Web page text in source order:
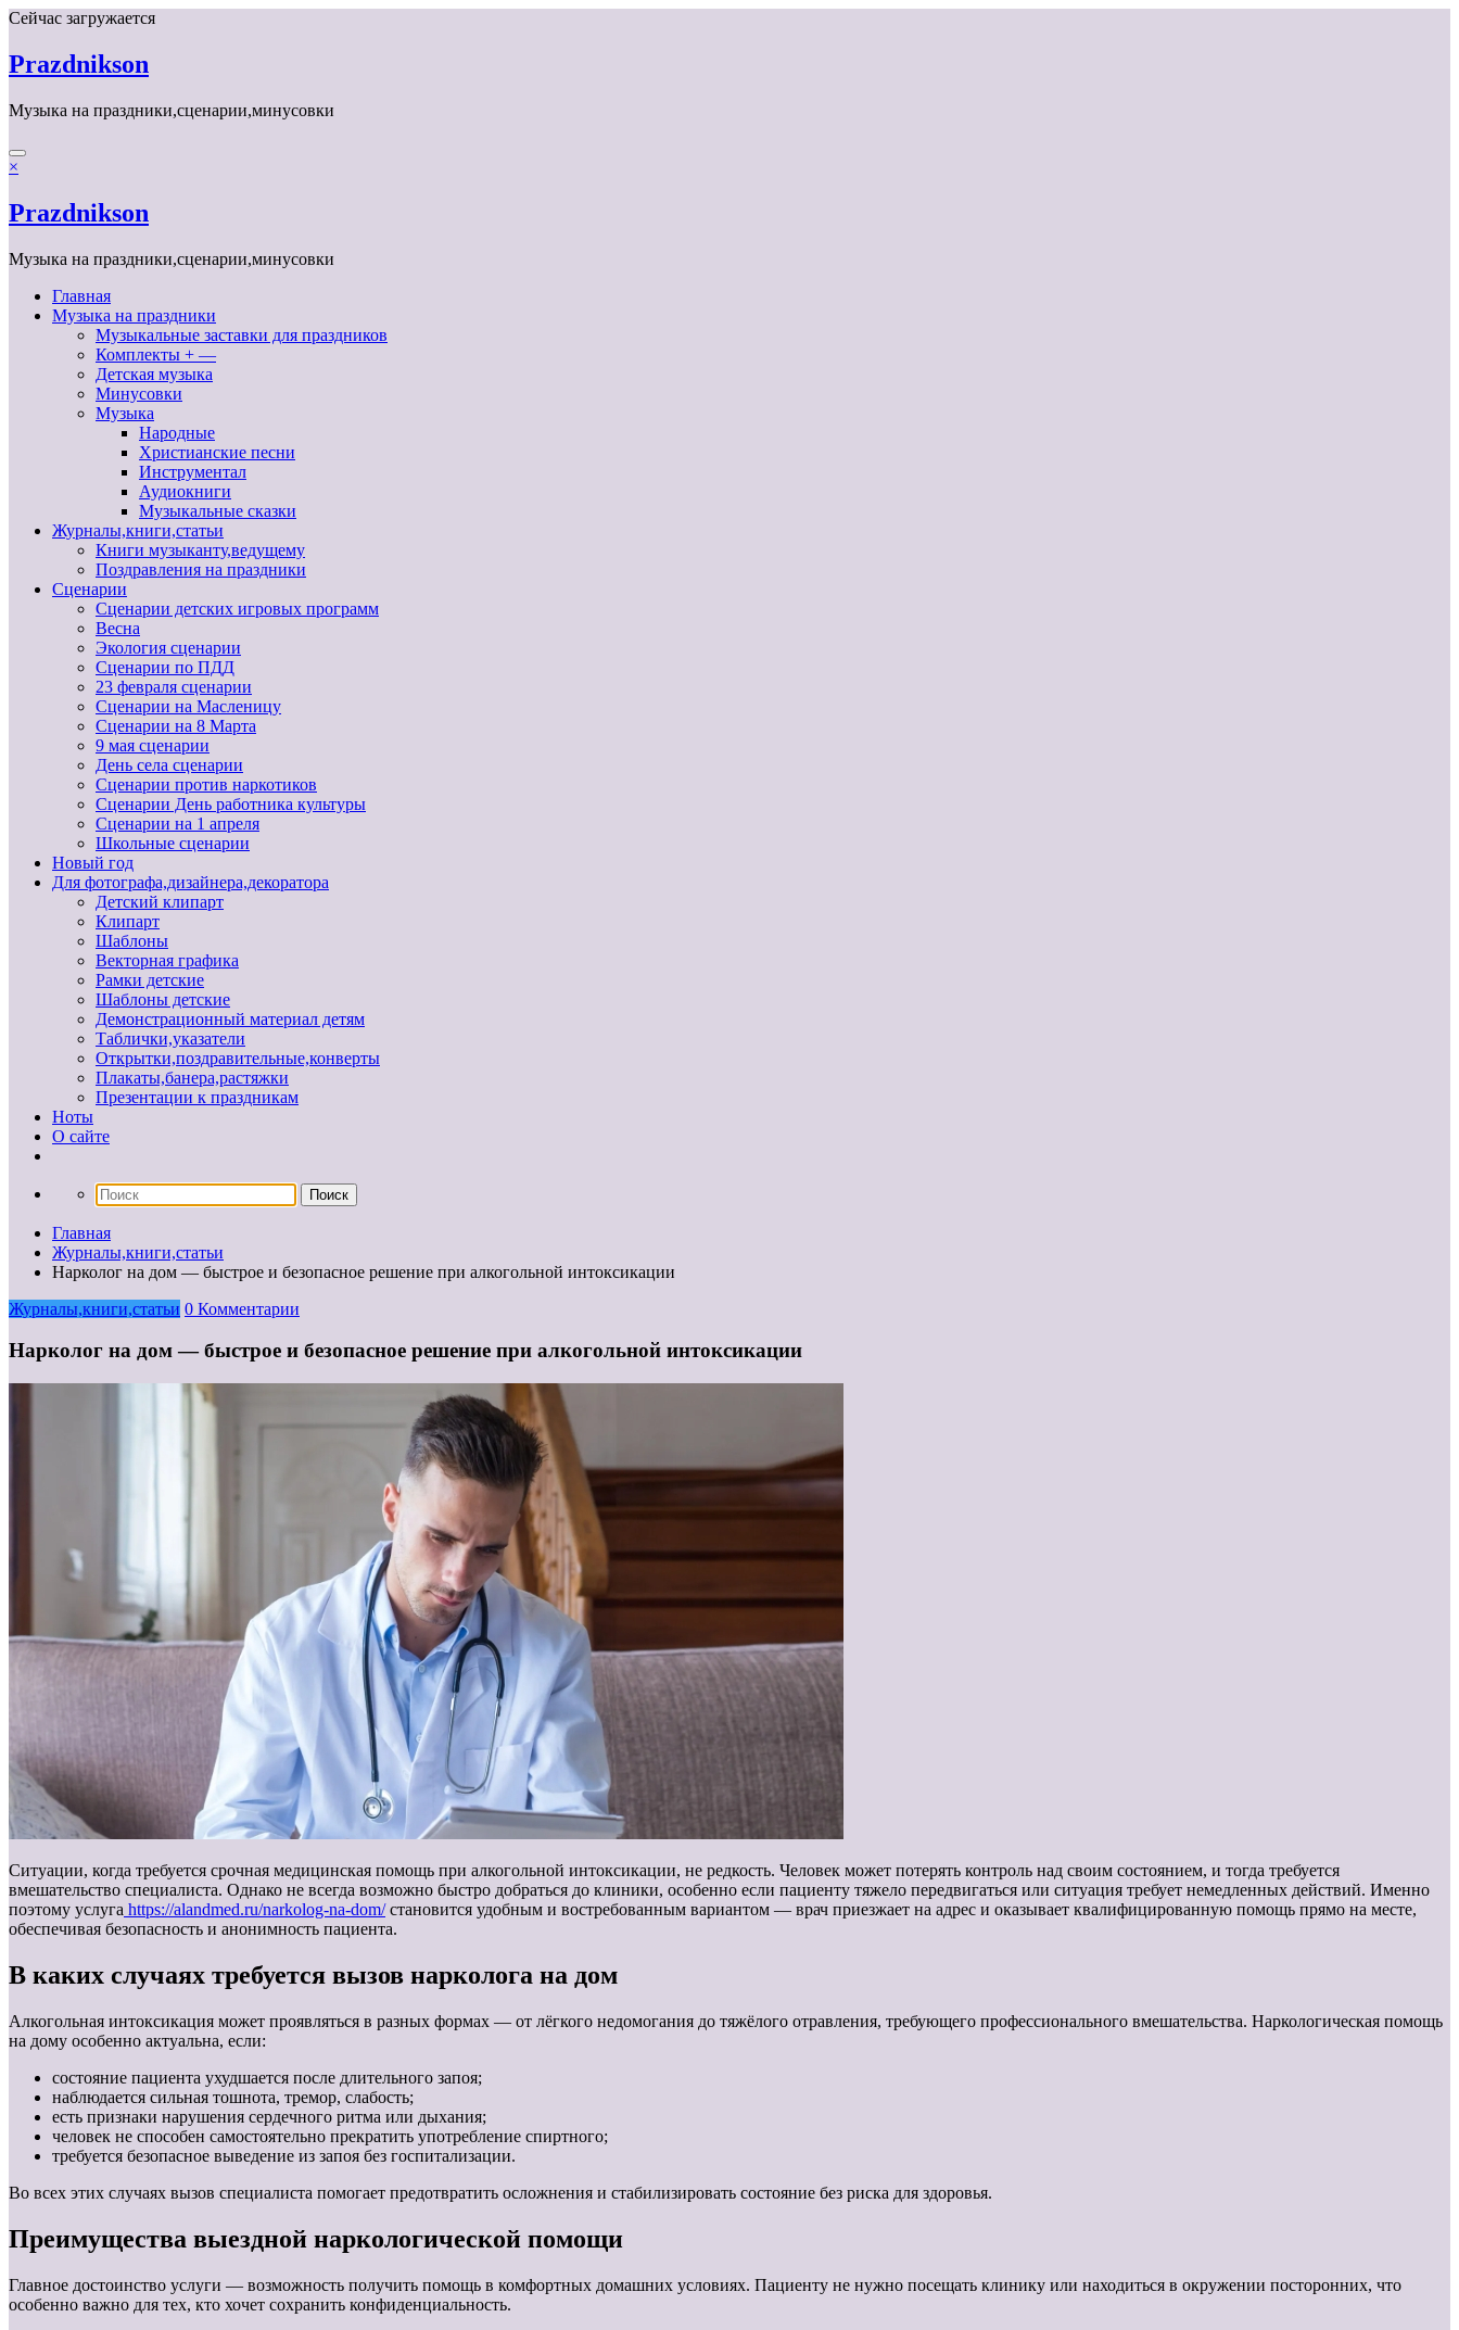
Перейти
содержимому
Сейчас загружается
Prazdnikson
Музыка на праздники,сценарии,минусовки
×
Prazdnikson
Музыка на праздники,сценарии,минусовки
Главная
Музыка на праздники
Музыкальные заставки для праздников
Комплекты + —
Детская музыка
Минусовки
Музыка
Народные
Христианские песни
Инструментал
Аудиокниги
Музыкальные сказки
Журналы,книги,статьи
Книги музыканту,ведущему
Поздравления на праздники
Сценарии
Сценарии детских игровых программ
Весна
Экология сценарии
Сценарии по ПДД
23 февраля сценарии
Сценарии на Масленицу
Сценарии на 8 Марта
9 мая сценарии
День села сценарии
Сценарии против наркотиков
Сценарии День работника культуры
Сценарии на 1 апреля
Школьные сценарии
Новый год
Для фотографа,дизайнера,декоратора
Детский клипарт
Клипарт
Шаблоны
Векторная графика
Рамки детские
Шаблоны детские
Демонстрационный материал детям
Таблички,указатели
Открытки,поздравительные,конверты
Плакаты,банера,растяжки
Презентации к праздникам
Ноты
О сайте
Главная
Журналы,книги,статьи
Нарколог на дом — быстрое и безопасное решение при алкогольной интоксикации
Журналы,книги,статьи 0 Комментарии
Нарколог на дом — быстрое и безопасное решение при алкогольной интоксикации
Ситуации, когда требуется срочная медицинская помощь при алкогольной интоксикации, не редкость. Человек может потерять контроль над своим состоянием, и тогда требуется
вмешательство специалиста. Однако не всегда возможно быстро добраться до клиники, особенно если пациенту тяжело передвигаться или ситуация требует немедленных действий. Именно
поэтому услуга https://alandmed.ru/narkolog-na-dom/становится удобным и востребованным вариантом — врач приезжает на адрес и оказывает квалифицированную помощь прямо на месте,
обеспечивая безопасность и анонимность пациента.
В каких случаях требуется вызов нарколога на дом
Алкогольная интоксикация может проявляться в разных формах — от лёгкого недомогания до тяжёлого отравления, требующего профессионального вмешательства. Наркологическая помощь
на дому особенно актуальна, если:
состояние пациента ухудшается после длительного запоя;
наблюдается сильная тошнота, тремор, слабость;
есть признаки нарушения сердечного ритма или дыхания;
человек не способен самостоятельно прекратить употребление спиртного;
требуется безопасное выведение из запоя без госпитализации.
Во всех этих случаях вызов специалиста помогает предотвратить осложнения и стабилизировать состояние без риска для здоровья.
Преимущества выездной наркологической помощи
Главное достоинство услуги — возможность получить помощь в комфортных домашних условиях. Пациенту не нужно посещать клинику или находиться в окружении посторонних, что
особенно важно для тех, кто хочет сохранить конфиденциальность.